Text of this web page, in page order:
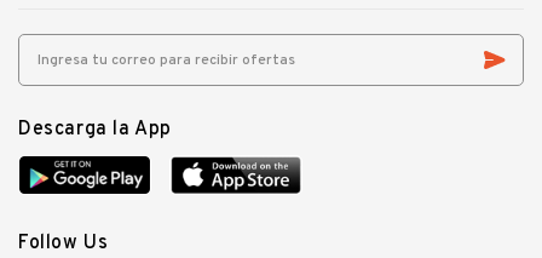
Descarga la App
Follow Us